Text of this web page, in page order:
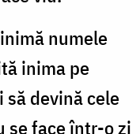
numele
inima pe
să devină cele
se face într-o zi